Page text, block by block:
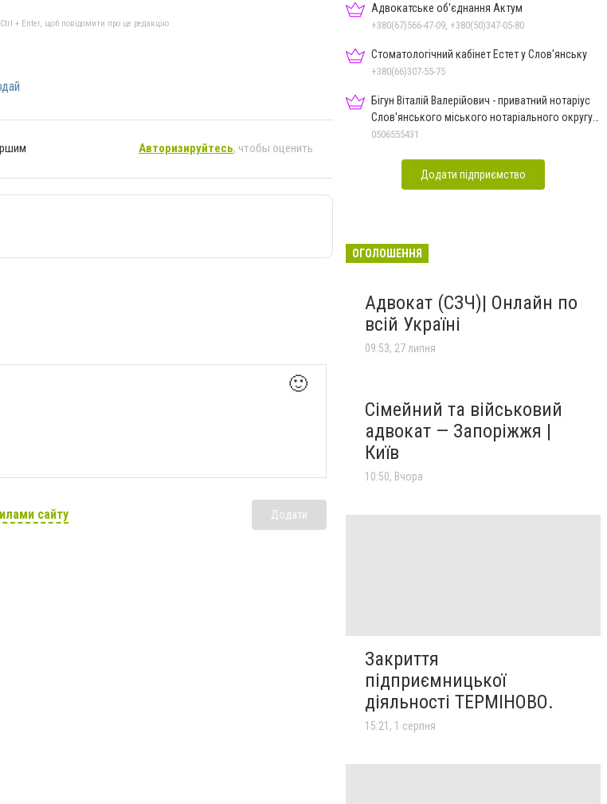
+ Enter, щоб повідомити про це редакцію
Авторизируйтесь, чтобы оценить
🙂
сайту Додати
Адвокатське об'єднання Актум
+380(67)566-47-09, +380(50)347-05-80
Стоматологічний кабінет Естет у Слов'янську
+380(66)307-55-75
Бігун Віталій Валерійович - приватний нотаріус
Слов'янського міського нотаріального округу
Дон.обл.
0506555431
Додати підприємство
ОГОЛОШЕННЯ
Адвокат (СЗЧ)| Онлайн по
всій Україні
09:53, 27 липня
Сімейний та військовий
адвокат — Запоріжжя |
Київ
10:50, Вчора
Закриття
підприємницької
діяльності ТЕРМІНОВО.
15:21, 1 серпня